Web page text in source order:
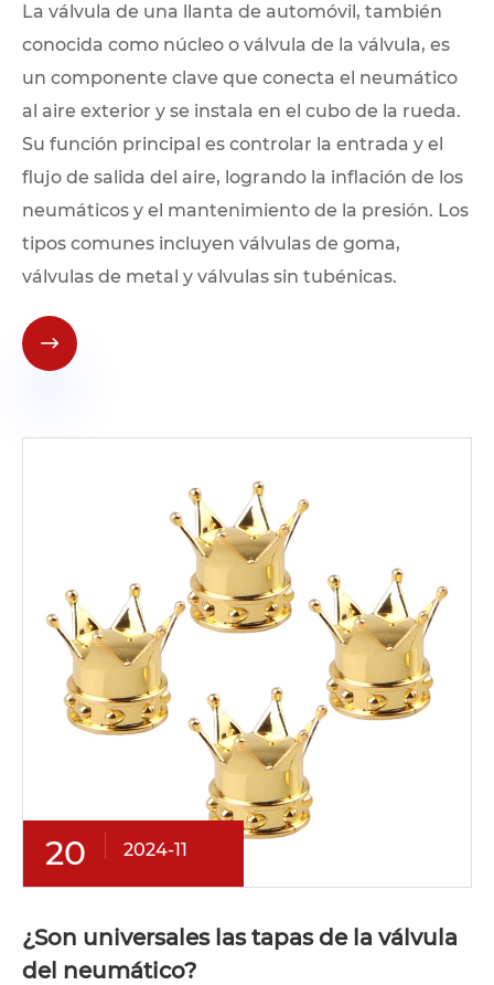
La válvula de una llanta de automóvil, también
conocida como núcleo o válvula de la válvula, es
un componente clave que conecta el neumático
al aire exterior y se instala en el cubo de la rueda.
Su función principal es controlar la entrada y el
flujo de salida del aire, logrando la inflación de los
neumáticos y el mantenimiento de la presión. Los
tipos comunes incluyen válvulas de goma,
válvulas de metal y válvulas sin tubénicas.

20 2024-11
¿Son universales las tapas de la válvula
del neumático?